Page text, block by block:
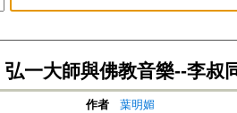
弘一大師與佛教音樂--李叔
作者
葉明媚